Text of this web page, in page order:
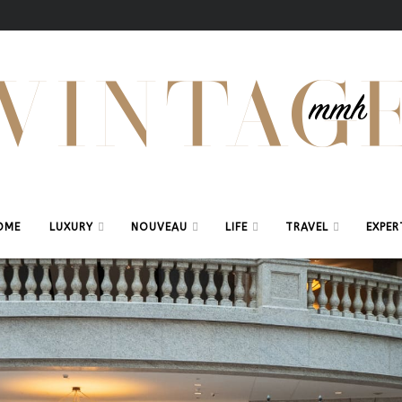
LUXURY NOUVEAU LIFE TRAVEL